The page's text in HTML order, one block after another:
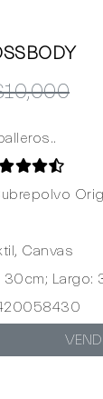
Canvas
30cm; Largo: